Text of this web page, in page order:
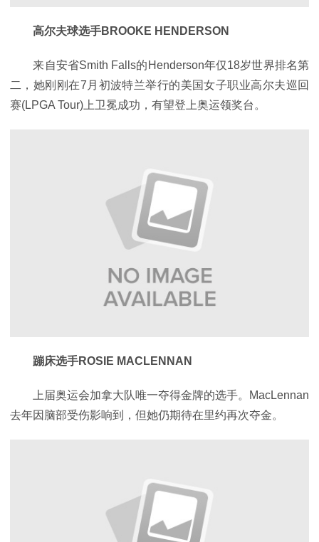
高尔夫球选手BROOKE HENDERSON
来自安省Smith Falls的Henderson年仅18岁世界排名第
二，她刚刚在7月初波特兰举行的美国女子职业高尔夫巡回
赛(LPGA Tour)上卫冕成功，有望登上奥运领奖台。
蹦床选手ROSIE MACLENNAN
上届奥运会加拿大队唯一夺得金牌的选手。MacLennan
去年因脑部受伤影响到，但她仍期待在里约再次夺金。